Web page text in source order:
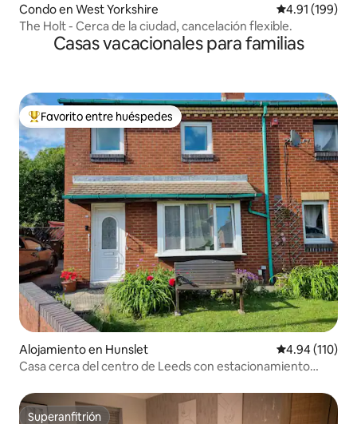
Condo en West Yorkshire Calificación
4.91 (199)
The Holt - Cerca de la ciudad, cancelación flexible.
Casas vacacionales para familias
Favorito entre huéspedes preferido
Favorito entre huéspedes
Alojamiento en Hunslet Calificación
4.94 (110)
Casa cerca del centro de Leeds con estacionamiento
Superanfitrión